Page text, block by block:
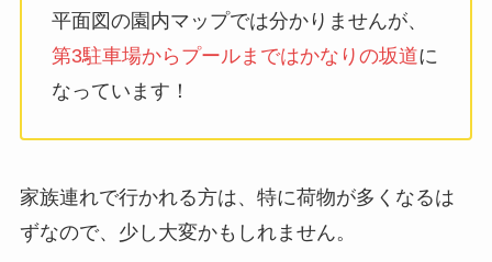
平面図の園内マップでは分かりませんが、
第3駐車場からプールまではかなりの坂道に
なっています！
家族連れで行かれる方は、特に荷物が多くなるは
ずなので、少し大変かもしれません。